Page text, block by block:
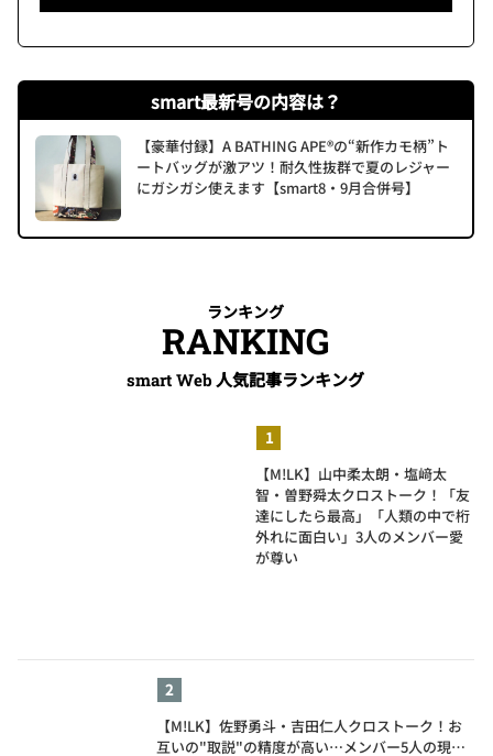
smart最新号の内容は？
【豪華付録】A BATHING APE®の“新作カモ柄”ト
ートバッグが激アツ！耐久性抜群で夏のレジャー
にガシガシ使えます【smart8・9月合併号】
ランキング
RANKING
smart Web 人気記事ランキング
【M!LK】山中柔太朗・塩﨑太
智・曽野舜太クロストーク！「友
達にしたら最高」「人類の中で桁
外れに面白い」3人のメンバー愛
が尊い
【M!LK】佐野勇斗・吉田仁人クロストーク！お
互いの"取説"の精度が高い…メンバー5人の現在